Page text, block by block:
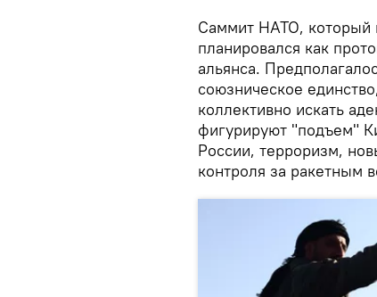
Саммит НАТО, который
планировался как
альянса.
союзническое
коллективно искать
фигурируют "подъем"
России, терроризм,
контроля за ракетным